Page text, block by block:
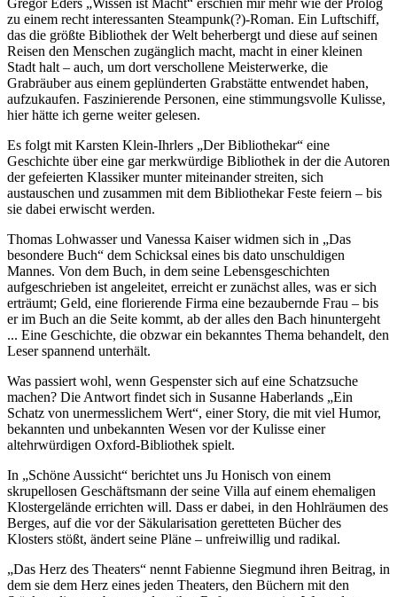
Gregor Eders „Wissen ist Macht“ erschien mir mehr wie der Prolog
zu einem recht interessanten Steampunk(?)-Roman. Ein Luftschiff,
das die größte Bibliothek der Welt beherbergt und diese auf seinen
Reisen den Menschen zugänglich macht, macht in einer kleinen
Stadt halt – auch, um dort verschollene Meisterwerke, die
Grabräuber aus einem geplünderten Grabstätte entwendet haben,
aufzukaufen. Faszinierende Personen, eine stimmungsvolle Kulisse,
hier hätte ich gerne weiter gelesen.
Es folgt mit Karsten Klein-Ihrlers „Der Bibliothekar“ eine
Geschichte über eine gar merkwürdige Bibliothek in der die Autoren
der gefeierten Klassiker munter miteinander streiten, sich
austauschen und zusammen mit dem Bibliothekar Feste feiern – bis
sie dabei erwischt werden.
Thomas Lohwasser und Vanessa Kaiser widmen sich in „Das
besondere Buch“ dem Schicksal eines bis dato unschuldigen
Mannes. Von dem Buch, in dem seine Lebensgeschichten
aufgeschrieben ist angeleitet, erreicht er zunächst alles, was er sich
erträumt; Geld, eine florierende Firma eine bezaubernde Frau – bis
er im Buch an die Seite kommt, ab der alles den Bach hinuntergeht
... Eine Geschichte, die obzwar ein bekanntes Thema behandelt, den
Leser spannend unterhält.
Was passiert wohl, wenn Gespenster sich auf eine Schatzsuche
machen? Die Antwort findet sich in Susanne Haberlands „Ein
Schatz von unermesslichem Wert“, einer Story, die mit viel Humor,
bekannten und unbekannten Wesen vor der Kulisse einer
altehrwürdigen Oxford-Bibliothek spielt.
In „Schöne Aussicht“ berichtet uns Ju Honisch von einem
skrupellosen Geschäftsmann der seine Villa auf einem ehemaligen
Klostergelände errichten will. Dass er dabei, in den Hohlräumen des
Berges, auf die vor der Säkularisation geretteten Bücher des
Klosters stößt, ändert seine Pläne – unfreiwillig und radikal.
„Das Herz des Theaters“ nennt Fabienne Siegmund ihren Beitrag, in
dem sie dem Herz eines jeden Theaters, den Büchern mit den